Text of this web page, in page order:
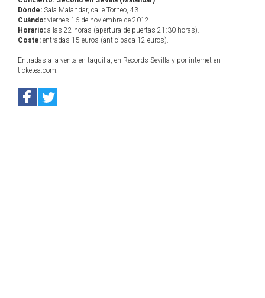
Dónde: Sala Malandar, calle Torneo, 43.
Cuándo: viernes 16 de noviembre de 2012.
Horario: a las 22 horas (apertura de puertas 21:30 horas).
Coste: entradas 15 euros (anticipada 12 euros).
Entradas a la venta en taquilla, en Records Sevilla y por internet en
ticketea.com.